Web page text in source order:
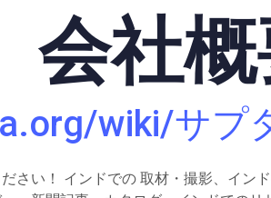
会社
wiki/サプ
さい！ インドでの 取材・撮影、イン